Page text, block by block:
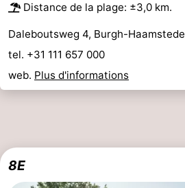
Distance de la plage: ±3,0 km.
Daleboutsweg 4, Burgh-Haamstede
tel. +31 111 657 000
web. Plus d'informations
8E